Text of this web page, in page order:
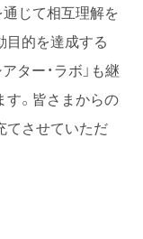
じて相互理解を
的を達成する
ター・ラボ」も継
。皆さまからの
てさせていただ